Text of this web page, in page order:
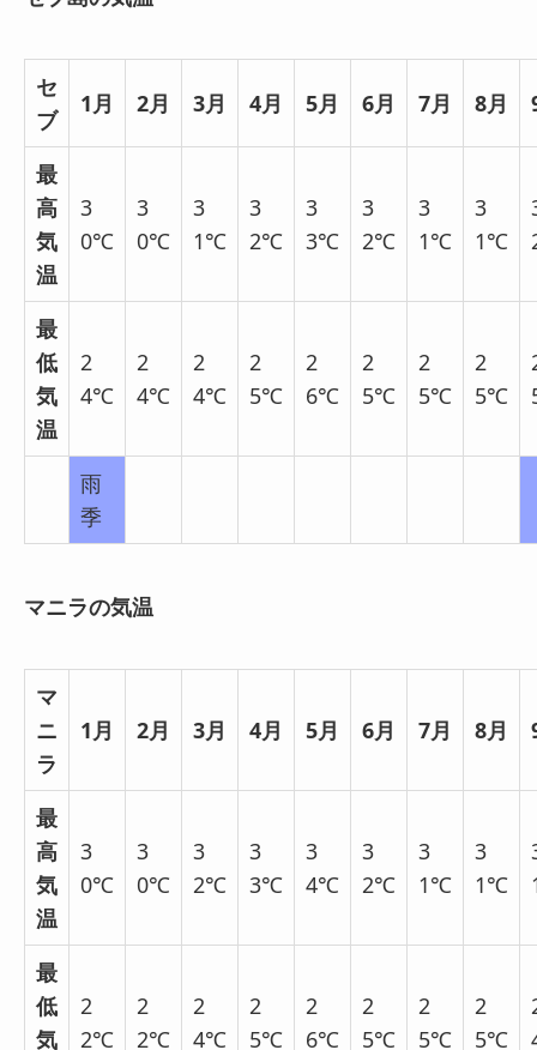
セ
ブ
1月 2月 3月 4月 5月 6月 7月 8月
最
高
気
温
3
0℃
3
0℃
3
1℃
3
2℃
3
3℃
3
2℃
3
1℃
3
1℃
最
低
気
温
2
4℃
2
4℃
2
4℃
2
5℃
2
6℃
2
5℃
2
5℃
2
5℃
雨
季
マニラの気温
マ
ニ
ラ
1月 2月 3月 4月 5月 6月 7月 8月
最
高
気
温
3
0℃
3
0℃
3
2℃
3
3℃
3
4℃
3
2℃
3
1℃
3
1℃
最
低
気
2
2℃
2
2℃
2
4℃
2
5℃
2
6℃
2
5℃
2
5℃
2
5℃